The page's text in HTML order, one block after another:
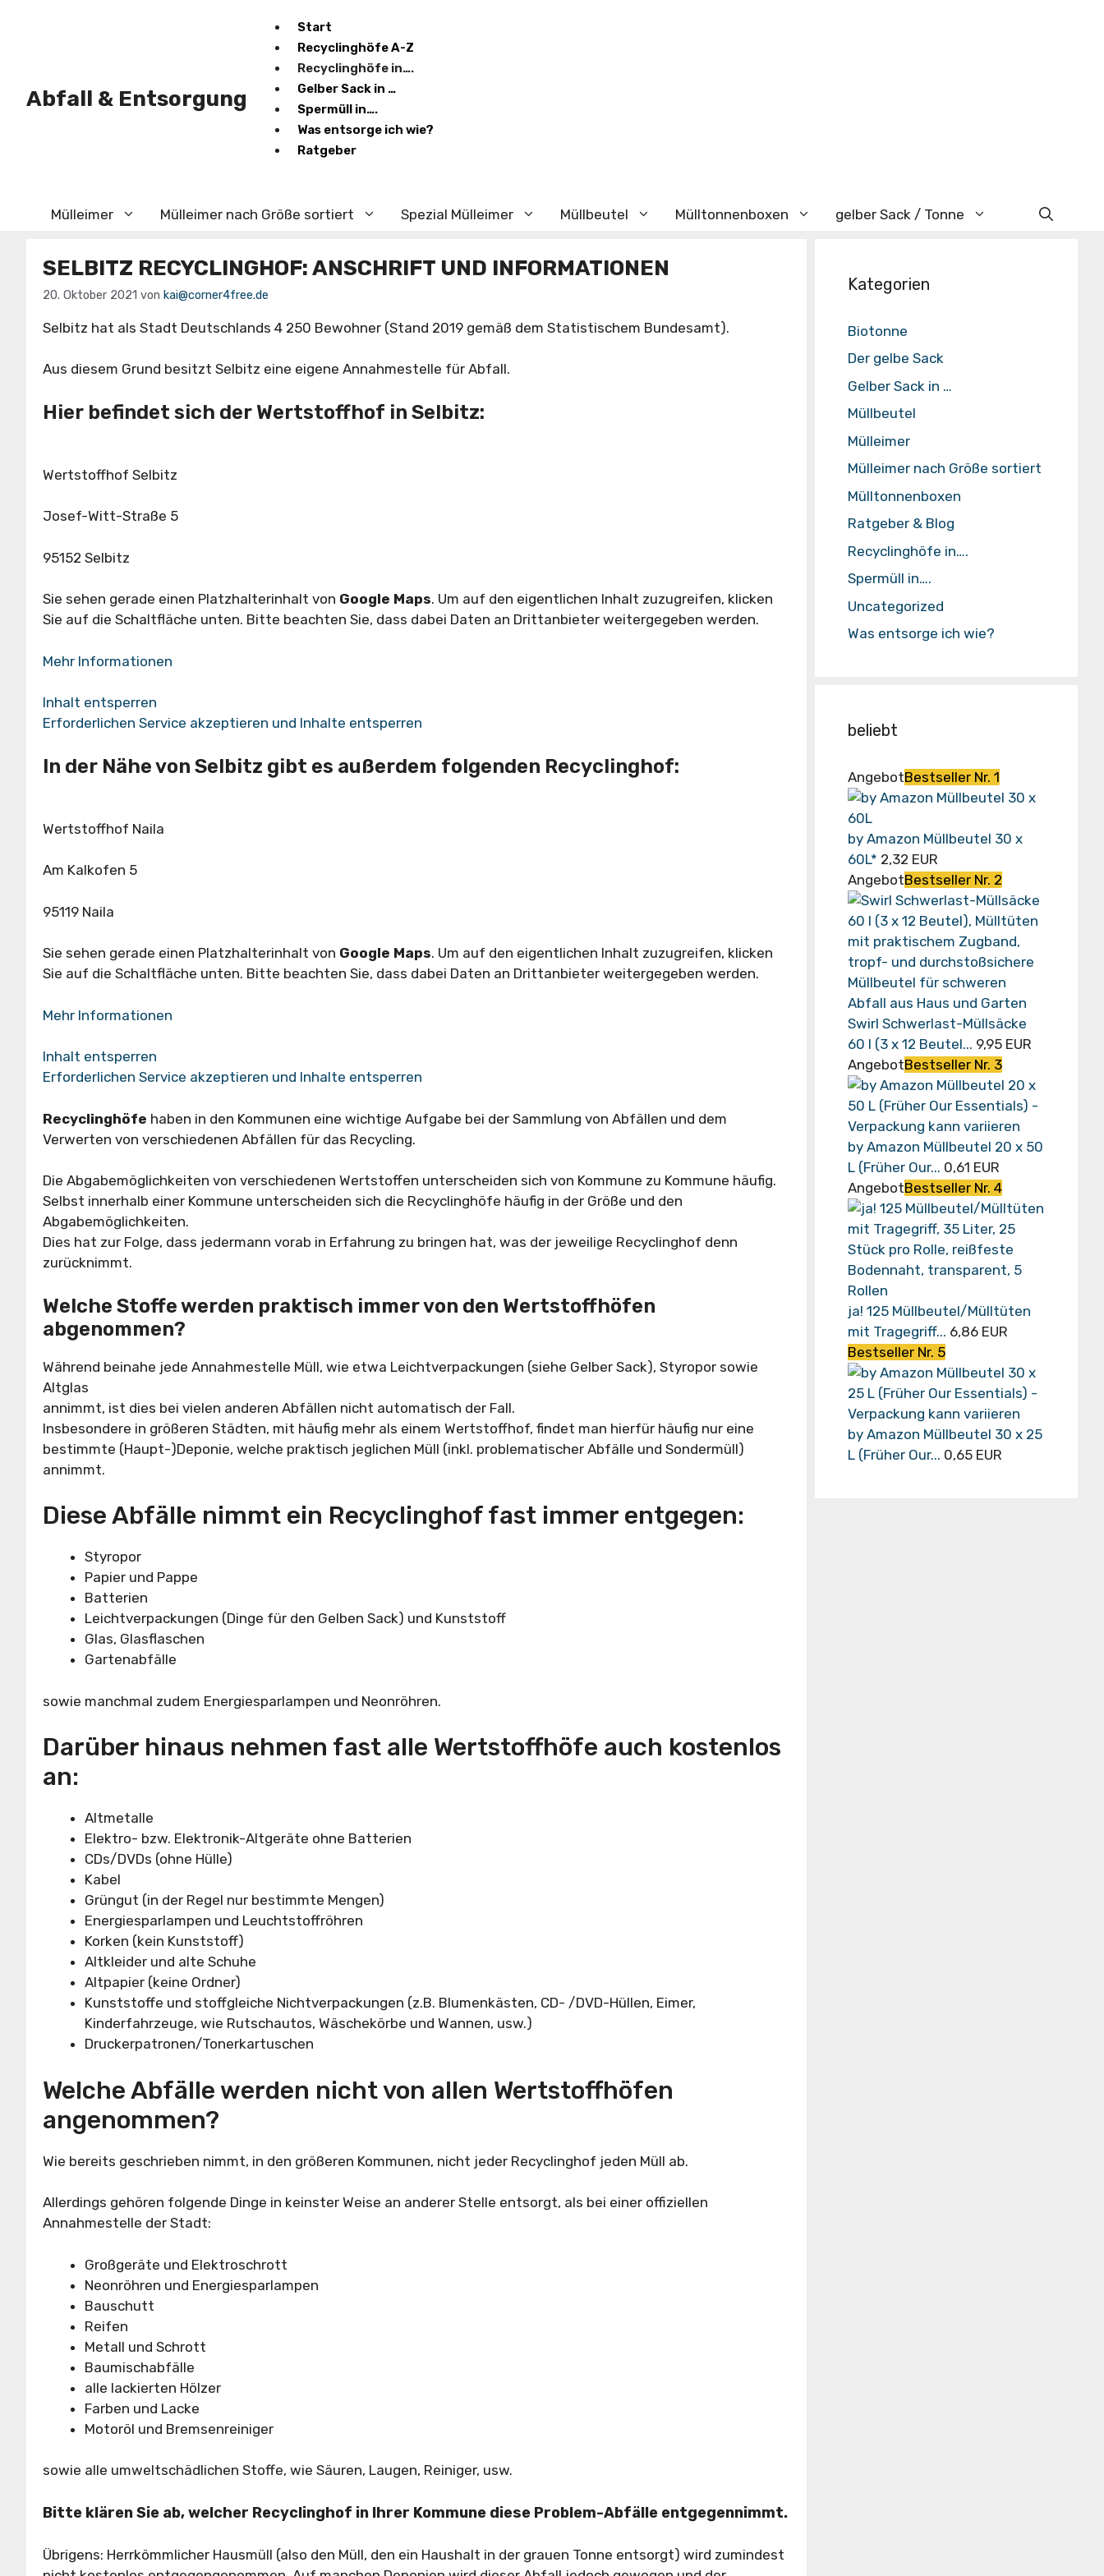
Abfall & Entsorgung
Start
Recyclinghöfe A-Z
Recyclinghöfe in….
Gelber Sack in …
Spermüll in….
Was entsorge ich wie?
Ratgeber
Mülleimer Mülleimer nach Größe sortiert Spezial Mülleimer Müllbeutel Mülltonnenboxen gelber Sack / Tonne
SELBITZ RECYCLINGHOF: ANSCHRIFT UND INFORMATIONEN
20. Oktober 2021 von kai@corner4free.de
Selbitz hat als Stadt Deutschlands 4 250 Bewohner (Stand 2019 gemäß dem Statistischem Bundesamt).
Aus diesem Grund besitzt Selbitz eine eigene Annahmestelle für Abfall.
Hier befindet sich der Wertstoffhof in Selbitz:
Wertstoffhof Selbitz
Josef-Witt-Straße 5
95152 Selbitz
Sie sehen gerade einen Platzhalterinhalt von Google Maps. Um auf den eigentlichen Inhalt zuzugreifen, klicken
Sie auf die Schaltfläche unten. Bitte beachten Sie, dass dabei Daten an Drittanbieter weitergegeben werden.
Mehr Informationen
Inhalt entsperren
Erforderlichen Service akzeptieren und Inhalte entsperren
In der Nähe von Selbitz gibt es außerdem folgenden Recyclinghof:
Wertstoffhof Naila
Am Kalkofen 5
95119 Naila
Sie sehen gerade einen Platzhalterinhalt von Google Maps. Um auf den eigentlichen Inhalt zuzugreifen, klicken
Sie auf die Schaltfläche unten. Bitte beachten Sie, dass dabei Daten an Drittanbieter weitergegeben werden.
Mehr Informationen
Inhalt entsperren
Erforderlichen Service akzeptieren und Inhalte entsperren
Recyclinghöfe haben in den Kommunen eine wichtige Aufgabe bei der Sammlung von Abfällen und dem
Verwerten von verschiedenen Abfällen für das Recycling.
Die Abgabemöglichkeiten von verschiedenen Wertstoffen unterscheiden sich von Kommune zu Kommune häufig.
Selbst innerhalb einer Kommune unterscheiden sich die Recyclinghöfe häufig in der Größe und den
Abgabemöglichkeiten.
Dies hat zur Folge, dass jedermann vorab in Erfahrung zu bringen hat, was der jeweilige Recyclinghof denn
zurücknimmt.
Welche Stoffe werden praktisch immer von den Wertstoffhöfen
abgenommen?
Während beinahe jede Annahmestelle Müll, wie etwa Leichtverpackungen (siehe Gelber Sack), Styropor sowie
Altglas
annimmt, ist dies bei vielen anderen Abfällen nicht automatisch der Fall.
Insbesondere in größeren Städten, mit häufig mehr als einem Wertstoffhof, findet man hierfür häufig nur eine
bestimmte (Haupt-)Deponie, welche praktisch jeglichen Müll (inkl. problematischer Abfälle und Sondermüll)
annimmt.
Diese Abfälle nimmt ein Recyclinghof fast immer entgegen:
Styropor
Papier und Pappe
Batterien
Leichtverpackungen (Dinge für den Gelben Sack) und Kunststoff
Glas, Glasflaschen
Gartenabfälle
sowie manchmal zudem Energiesparlampen und Neonröhren.
Darüber hinaus nehmen fast alle Wertstoffhöfe auch kostenlos
an:
Altmetalle
Elektro- bzw. Elektronik-Altgeräte ohne Batterien
CDs/DVDs (ohne Hülle)
Kabel
Grüngut (in der Regel nur bestimmte Mengen)
Energiesparlampen und Leuchtstoffröhren
Korken (kein Kunststoff)
Altkleider und alte Schuhe
Altpapier (keine Ordner)
Kunststoffe und stoffgleiche Nichtverpackungen (z.B. Blumenkästen, CD- /DVD-Hüllen, Eimer,
Kinderfahrzeuge, wie Rutschautos, Wäschekörbe und Wannen, usw.)
Druckerpatronen/Tonerkartuschen
Welche Abfälle werden nicht von allen Wertstoffhöfen
angenommen?
Wie bereits geschrieben nimmt, in den größeren Kommunen, nicht jeder Recyclinghof jeden Müll ab.
Allerdings gehören folgende Dinge in keinster Weise an anderer Stelle entsorgt, als bei einer offiziellen
Annahmestelle der Stadt:
Großgeräte und Elektroschrott
Neonröhren und Energiesparlampen
Bauschutt
Reifen
Metall und Schrott
Baumischabfälle
alle lackierten Hölzer
Farben und Lacke
Motoröl und Bremsenreiniger
sowie alle umweltschädlichen Stoffe, wie Säuren, Laugen, Reiniger, usw.
Bitte klären Sie ab, welcher Recyclinghof in Ihrer Kommune diese Problem-Abfälle entgegennimmt.
Übrigens: Herrkömmlicher Hausmüll (also den Müll, den ein Haushalt in der grauen Tonne entsorgt) wird zumindest
Kategorien
Biotonne
Der gelbe Sack
Gelber Sack in …
Müllbeutel
Mülleimer
Mülleimer nach Größe sortiert
Mülltonnenboxen
Ratgeber & Blog
Recyclinghöfe in….
Spermüll in….
Uncategorized
Was entsorge ich wie?
beliebt
AngebotBestseller Nr. 1
by Amazon Müllbeutel 30 x
60L* 2,32 EUR
AngebotBestseller Nr. 2
Swirl Schwerlast-Müllsäcke
60 l (3 x 12 Beutel... 9,95 EUR
AngebotBestseller Nr. 3
by Amazon Müllbeutel 20 x 50
L (Früher Our... 0,61 EUR
AngebotBestseller Nr. 4
ja! 125 Müllbeutel/Mülltüten
mit Tragegriff... 6,86 EUR
Bestseller Nr. 5
by Amazon Müllbeutel 30 x 25
L (Früher Our... 0,65 EUR